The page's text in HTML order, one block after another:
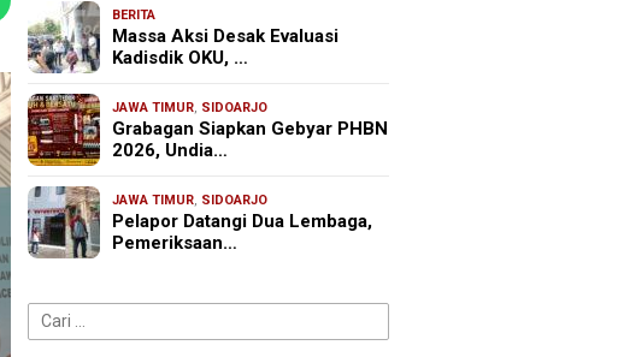
BERITA
Massa Aksi Desak Evaluasi
Kadisdik OKU, …
JAWA TIMUR, SIDOARJO
Grabagan Siapkan Gebyar PHBN
2026, Undia…
JAWA TIMUR, SIDOARJO
Pelapor Datangi Dua Lembaga,
Pemeriksaan…
Cari
untuk: